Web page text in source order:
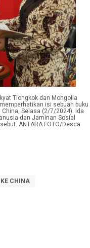
Tiongkok dan Mongolia
isi sebuah buku
China, Selasa (2/7/2024). Ida
dan Jaminan Sosial
ANTARA FOTO/Desca
CHINA